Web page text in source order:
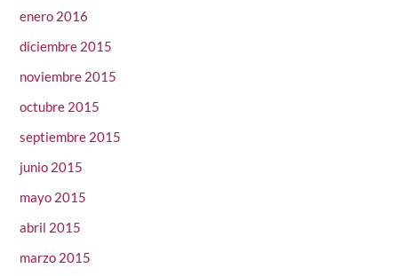
enero 2016
diciembre 2015
noviembre 2015
octubre 2015
septiembre 2015
junio 2015
mayo 2015
abril 2015
marzo 2015